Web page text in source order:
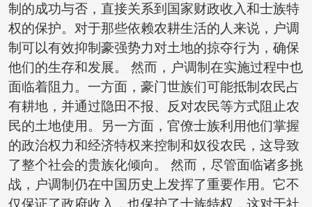
制的成功与否，直接关系到国家财政收入和士族特
权的保护。对于那些依赖农耕生活的人来说，户调
制可以有效抑制豪强势力对土地的掠夺行为，确保
他们的生存和发展。 然而，户调制在实施过程中也
面临着阻力。一方面，豪门世族们可能抵制农民占
有耕地，并通过隐田不报、反对农民等方式阻止农
民的土地使用。另一方面，官僚士族利用他们掌握
的政治权力和经济特权来控制和奴役农民，这导致
了整个社会的贵族化倾向。 然而，尽管面临诸多挑
战，户调制仍在中国历史上发挥了重要作用。它不
仅保证了政府收入，也保护了士族特权，这对于社